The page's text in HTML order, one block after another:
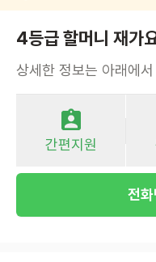
4등급 할머니 재가
상세한 정보는 아래에
간편지원
전화